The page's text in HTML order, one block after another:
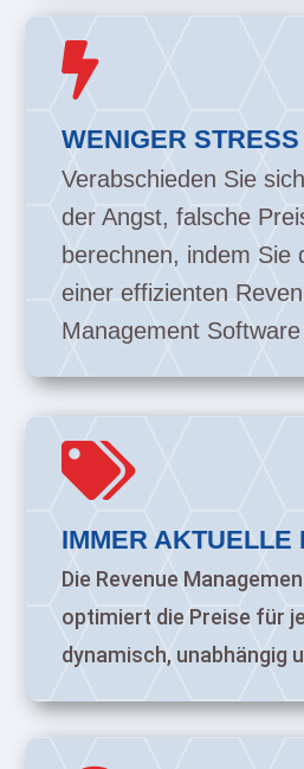

WENIGER STRESS
Verabschieden Sie
der Angst, falsche
berechnen, indem Sie
einer effizienten
Management

IMMER AKTUELLE
Die Revenue
optimiert die Preise für
dynamisch, unabhängig